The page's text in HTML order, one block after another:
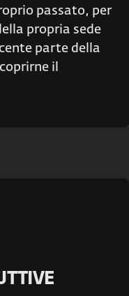
passato, per
propria sede
parte della
il